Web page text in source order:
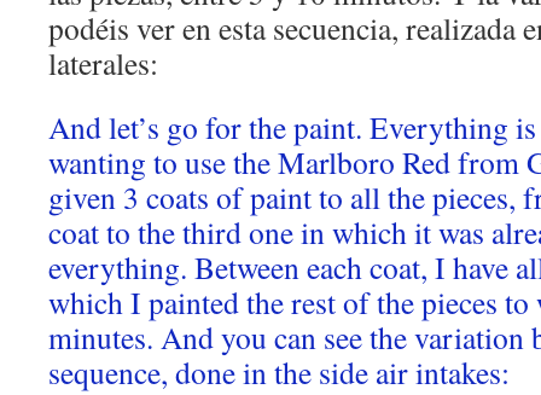
podéis ver en esta secuencia, realizada
laterales:
And let’s go for the paint. Everything
wanting to use the Marlboro Red from
given 3 coats of paint to all the pieces,
coat to the third one in which it was
everything. Between each coat, I have
which I painted the rest of the pieces to
minutes. And you can seethe variation
sequence, done in the side air intakes: